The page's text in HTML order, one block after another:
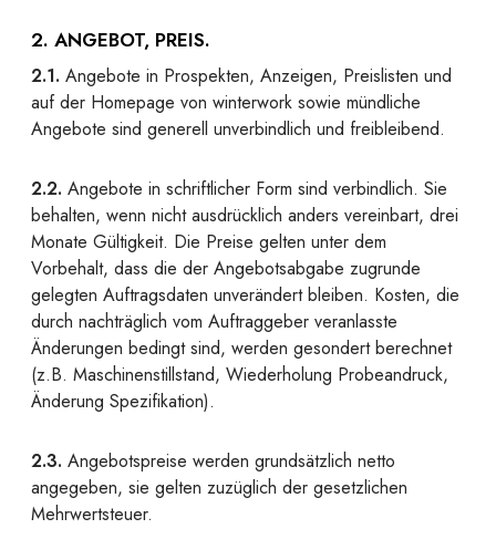
2. ANGEBOT, PREIS.
2.1. Angebote in Prospekten, Anzeigen, Preislisten und
auf der Homepage von winterwork sowie mündliche
Angebote sind generell unverbindlich und freibleibend.
2.2. Angebote in schriftlicher Form sind verbindlich. Sie
behalten, wenn nicht ausdrücklich anders vereinbart, drei
Monate Gültigkeit. Die Preise gelten unter dem
Vorbehalt, dass die der Angebotsabgabe zugrunde
gelegten Auftragsdaten unverändert bleiben. Kosten, die
durch nachträglich vom Auftraggeber veranlasste
Änderungen bedingt sind, werden gesondert berechnet
(z.B. Maschinenstillstand, Wiederholung Probeandruck,
Änderung Spezifikation).
2.3. Angebotspreise werden grundsätzlich netto
angegeben, sie gelten zuzüglich der gesetzlichen
Mehrwertsteuer.